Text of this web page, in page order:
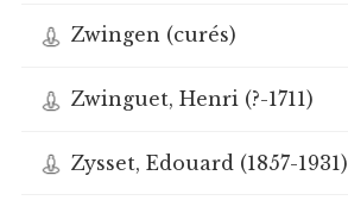
Zwingen (curés)
Zwinguet, Henri (?-1711)
Zysset, Edouard (1857-1931)